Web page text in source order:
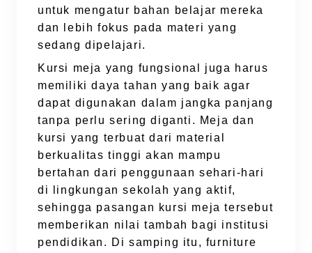
untuk mengatur bahan belajar mereka
dan lebih fokus pada materi yang
sedang dipelajari.
Kursi meja yang fungsional juga harus
memiliki daya tahan yang baik agar
dapat digunakan dalam jangka panjang
tanpa perlu sering diganti. Meja dan
kursi yang terbuat dari material
berkualitas tinggi akan mampu
bertahan dari penggunaan sehari-hari
di lingkungan sekolah yang aktif,
sehingga pasangan kursi meja tersebut
memberikan nilai tambah bagi institusi
pendidikan. Di samping itu, furniture